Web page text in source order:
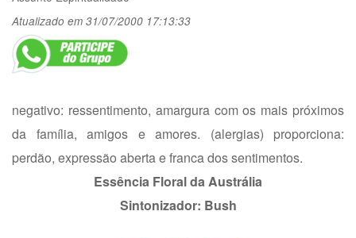
Atualizado em 31/07/2000 17:13:33
negativo: ressentimento, amargura com os mais próximos
da família, amigos e amores. (alergias) proporciona:
perdão, expressão aberta e franca dos sentimentos.
Essência Floral da Austrália
Sintonizador: Bush